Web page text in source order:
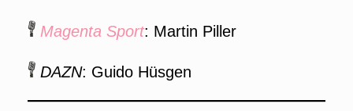
Magenta Sport: Martin Piller
DAZN: Guido Hüsgen